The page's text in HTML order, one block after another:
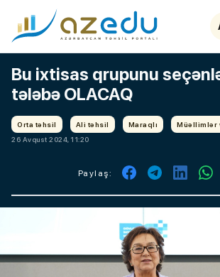
Bu ixtisas qrupunu
tələbə OLACAQ
Orta təhsil Ali təhsil Maraqlı
Müəllimlər
26 Avqust 2024, 11:20
Paylaş: